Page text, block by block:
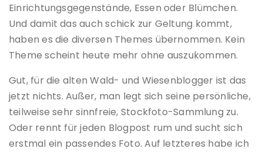
Einrichtungsgegenstände, Essen oder Blümchen.
Und damit das auch schick zur Geltung kommt,
haben es die diversen Themes übernommen. Kein
Theme scheint heute mehr ohne auszukommen.
Gut, für die alten Wald- und Wiesenblogger ist das
jetzt nichts. Außer, man legt sich seine persönliche,
teilweise sehr sinnfreie, Stockfoto-Sammlung zu.
Oder rennt für jeden Blogpost rum und sucht sich
erstmal ein passendes Foto. Auf letzteres habe ich